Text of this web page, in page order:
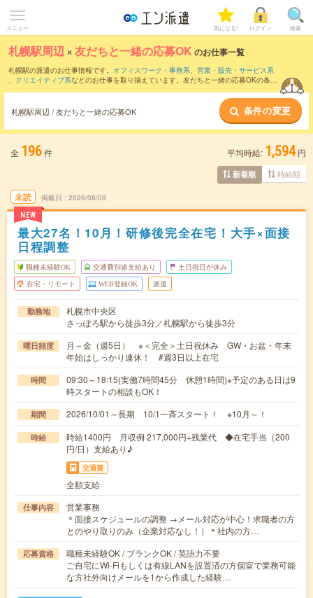
メニュー 気になる! ログイン 検索
札幌駅周辺 ×友だちと一緒の応募OK のお仕事一覧
札幌駅の派遣のお仕事情報です。 オフィスワーク・事務系、 営業・販売・サービス系
、 クリエイティブ系などのお仕事を取り揃えています。友だちと一緒の応募OKの条件
札幌駅周辺 / 友だちと一緒の応募OK 条件の変更
全 196件 平均時給: 1,594 円
新着順 時給順
未読
NEW
掲載日 2026/08/08
最大27名！10月！研修後完全在宅！大手×面接
日程調整
職種未経験OK 交通費別途支給あり 土日祝日が休み
在宅・リモート WEB登録OK 派遣
勤務地
札幌市中央区
さっぽろ駅から徒歩3分／札幌駅から徒歩3分
曜日頻度
月～金（週5日） ※＜完全＞土日祝休み GW・お盆・年末
年始はしっかり連休！ #週3日以上在宅
時間
09:30～18:15(実働7時間45分 休憩1時間)※予定のある日は9
時スタートの相談もOK！
期間 2026/10/01～長期 10/1一斉スタート！ ※10月～！
時給
時給1400円 月収例 217,000円+残業代 ◆在宅手当（200
円/日）支給あり♪
交通費
全額支給
仕事内容
営業事務
＊面接スケジュールの調整 →メール対応が中心！求職者の方
とのやり取りのみ（企業対応なし！）＊社内の方…
応募資格
職種未経験OK / ブランクOK / 英語力不要
ご自宅にWi-Fiもしくは有線LANを設置済の方個室で業務可能
な方社外向けメールを1から作成した経験…